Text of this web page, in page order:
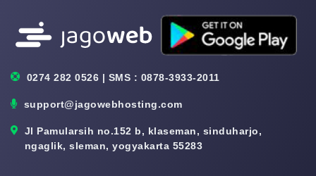
0274 282 0526 | SMS : 0878-3933-2011
support@jagowebhosting.com
Jl Pamularsih no.152 b, klaseman, sinduharjo,
ngaglik, sleman, yogyakarta 55283